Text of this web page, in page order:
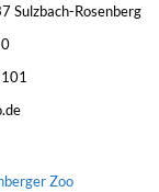
Sulzbach-Rosenberg
Zoo